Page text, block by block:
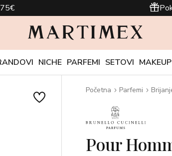
NICHE PARFEMI SETOVI MAKEUP
Početna Parfemi
Pour